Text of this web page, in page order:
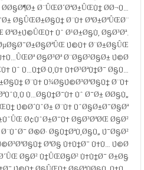
Ø¨ÛŒØ´ØªØ±ÛŒÙ† Ø­Ø¬Ù…
Ø§ÛŒØ±Ø§Ù† Ø¨Ù‡ ØªØ±ØªÛŒØ¨
Ùˆ Ø¹Ø±Ø§Ù‚ Ø§Ø³Øª.
Ú©Ù‡ Ø¨Ø±Ø§ÛŒ
Ø§Ø³Øª Ø¨Ø§Ø²Ø§Ø± Ú©Ø
Ùˆ Ù…Ù†Ø·Ù‚Ù‡ Ù‡Ø³ØªÙ†Ø¯ Ø§Ù…
Ø¨Ù‡ Ù¾Ø§Ú©Ø³ØªØ§Ù† Ø¨Ù‡
Ù…Ø§Ù†Ø¯Ù‡ Ùˆ Ø¯Ø± Ø­Ø§Ù„
Ú©Ø´ÙˆØ± Ø¨Ù‡ ÙˆØ§Ø±Ø¯Ø§Øª
Ø¢ÙˆØ±Ø¯Ù‡ Ø§Ø³ØªØŒ Ø§Ø²
Ø®Ø· Ø§Ù†ØªÙ‚Ø§Ù„ Ú¯Ø§Ø²
ØªØ§ Ù‡Ù†Ø¯ Ù‡Ù… Ú©Ø
Ø§Ø² Ù†ÛŒØ§Ø² Ù‡Ù†Ø¯ Ø±Ø§